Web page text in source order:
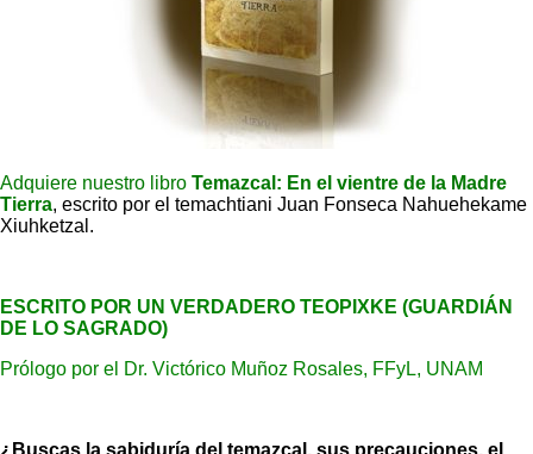
Adquiere nuestro libro Temazcal: En el vientre de la Madre
Tierra, escrito por el temachtiani Juan Fonseca Nahuehekame
Xiuhketzal.
ESCRITO POR UN VERDADERO TEOPIXKE (GUARDIÁN
DE LO SAGRADO)
Prólogo por el Dr. Victórico Muñoz Rosales, FFyL, UNAM